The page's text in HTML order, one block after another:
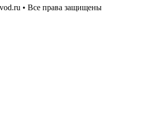
• Все права защищены